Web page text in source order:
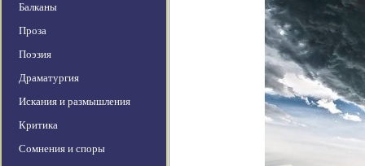
Балканы
Проза
Поэзия
Драматургия
Искания и размышления
Критика
Сомнения и споры